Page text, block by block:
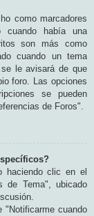
como marcadores
cuando había una
son más como
cuando un tema
le avisará de que
foro. Las opciones
se pueden
de Foros".
haciendo clic en el
de Tema", ubicado
"Notificarme cuando